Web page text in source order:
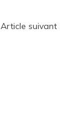
Article suivant